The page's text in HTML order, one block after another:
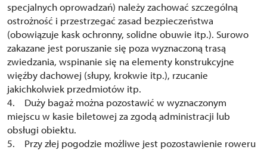
specjalnych oprowadzań) należy zachować szczególną
ostrożność i przestrzegać zasad bezpieczeństwa
(obowiązuje kask ochronny, solidne obuwie itp.). Surowo
zakazane jest poruszanie się poza wyznaczoną trasą
zwiedzania, wspinanie się na elementy konstrukcyjne
więźby dachowej (słupy, krokwie itp.), rzucanie
jakichkolwiek przedmiotów itp.
4. Duży bagaż można pozostawić w wyznaczonym
miejscu w kasie biletowej za zgodą administracji lub
obsługi obiektu.
5. Przy złej pogodzie możliwe jest pozostawienie roweru